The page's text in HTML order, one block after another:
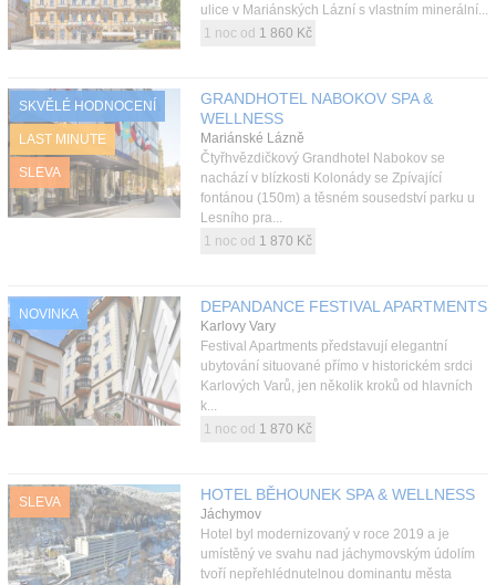
ulice v Mariánských Lázní s vlastním minerální...
1 noc od 1 860 Kč
SKVĚLÉ HODNOCENÍ
LAST MINUTE
SLEVA
GRANDHOTEL NABOKOV SPA &
WELLNESS
Mariánské Lázně
Čtyřhvězdičkový Grandhotel Nabokov se
nachází v blízkosti Kolonády se Zpívající
fontánou (150m) a těsném sousedství parku u
Lesního pra...
1 noc od 1 870 Kč
NOVINKA DEPANDANCE FESTIVAL APARTMENTS
Karlovy Vary
Festival Apartments představují elegantní
ubytování situované přímo v historickém srdci
Karlových Varů, jen několik kroků od hlavních
k...
1 noc od 1 870 Kč
SLEVA HOTEL BĚHOUNEK SPA & WELLNESS
Jáchymov
Hotel byl modernizovaný v roce 2019 a je
umístěný ve svahu nad jáchymovským údolím
tvoří nepřehlédnutelnou dominantu města